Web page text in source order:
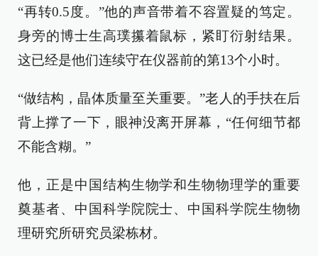
“再转0.5度。”他的声音带着不容置疑的笃定。
身旁的博士生高璞攥着鼠标，紧盯衍射结果。
这已经是他们连续守在仪器前的第13个小时。
“做结构，晶体质量至关重要。”老人的手扶在后
背上撑了一下，眼神没离开屏幕，“任何细节都
不能含糊。”
他，正是中国结构生物学和生物物理学的重要
奠基者、中国科学院院士、中国科学院生物物
理研究所研究员梁栋材。